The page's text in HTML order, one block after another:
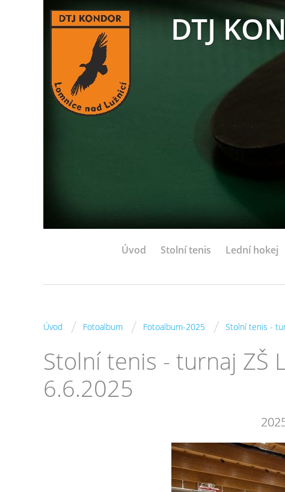
DTJ
Úvod Stolní tenis Lední hokej
Úvod / Fotoalbum / Fotoalbum-2025 / Stolní tenis -
Stolní tenis - turnaj ZŠ
6.6.2025